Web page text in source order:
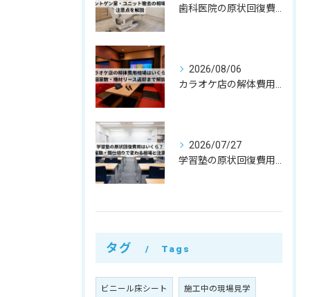
2026/08/06
2026/07/27
タグ Tags
ビニール床シート 施工中の現場見学